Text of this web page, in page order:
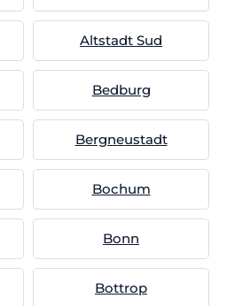
Altstadt Sud
Bedburg
Bergneustadt
Bochum
Bonn
Bottrop